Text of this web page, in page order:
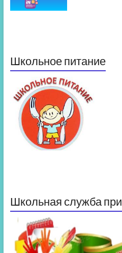
Школьное питание
Школьная служба